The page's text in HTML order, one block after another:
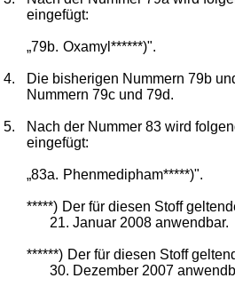
eingefügt:
„79b. Oxamyl******)".
4.
Die bisherigen Nummern 79b
Nummern 79c und 79d.
5.
Nach der Nummer 83 wird
eingefügt:
„83a. Phenmedipham*****)".
*****) Der für diesen Stoff
21. Januar 2008 anwendbar.
******) Der für diesen Stoff
30. Dezember 2007